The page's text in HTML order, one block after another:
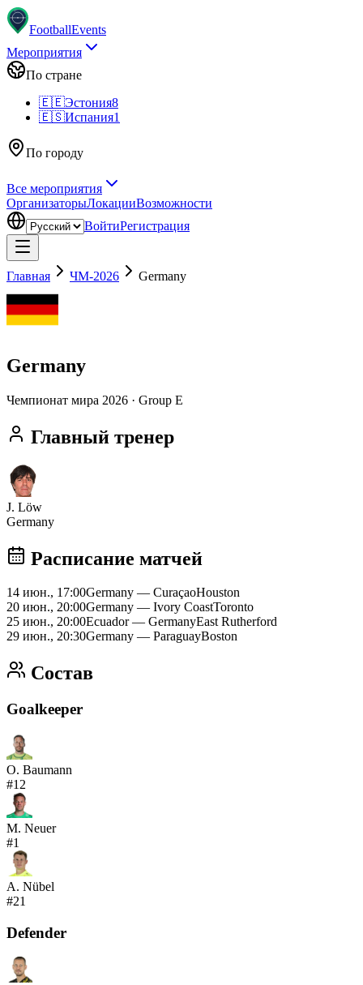
FootballEvents
Мероприятия
По стране
🇪🇪Эстония8
🇪🇸Испания1
По городу
Все мероприятия
ОрганизаторыЛокацииВозможности
ВойтиРегистрация
Главная ЧМ-2026 Germany
Germany
Чемпионат мира 2026 · Group E
Главный тренер
J. Löw
Germany
Расписание матчей
14 июн., 17:00Germany — CuraçaoHouston
20 июн., 20:00Germany — Ivory CoastToronto
25 июн., 20:00Ecuador— GermanyEast Rutherford
29 июн., 20:30Germany — ParaguayBoston
Состав
Goalkeeper
O. Baumann
#12
M. Neuer
#1
A. Nübel
#21
Defender